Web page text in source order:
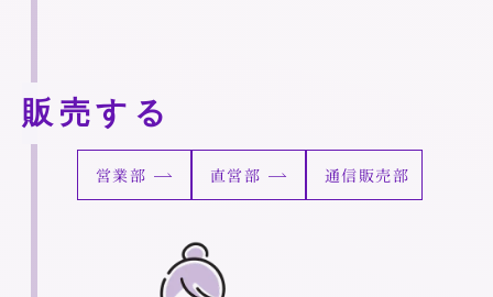
販売する
営業部 直営部 通信販売部